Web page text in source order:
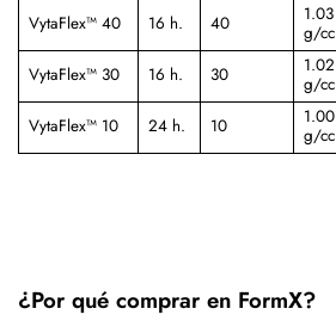
VytaFlex™ 40 16 h. 40
1.03
g/cc
VytaFlex™ 30 16 h. 30
1.02
g/cc
VytaFlex™ 10 24 h. 10
1.00
g/cc
¿Por qué comprar en FormX?